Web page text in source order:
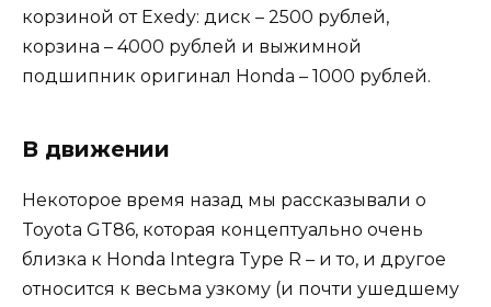
корзиной от Exedy: диск – 2500 рублей,
корзина – 4000 рублей и выжимной
подшипник оригинал Honda – 1000 рублей.
В движении
Некоторое время назад мы рассказывали о
Toyota GT86, которая концептуально очень
близка к Honda Integra Type R – и то, и другое
относится к весьма узкому (и почти ушедшему